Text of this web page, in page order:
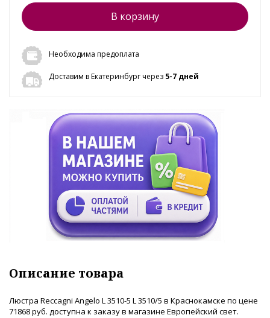
В корзину
Необходима предоплата
Доставим в Екатеринбург через 5-7 дней
Описание товара
Люстра Reccagni Angelo L 3510-5 L 3510/5 в Краснокамске по цене
71868 руб. доступна к заказу в магазине Европейский свет.